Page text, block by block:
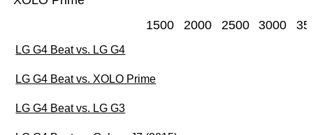
1500 2000 2500 3000
LG G4 Beat vs. LG G4
LG G4 Beat vs. XOLO Prime
LG G4 Beat vs. LG G3